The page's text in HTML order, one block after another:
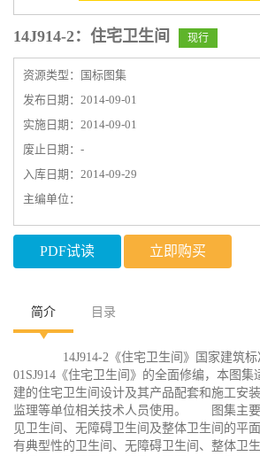
14J914-2：住宅卫生间 现行
资源类型：国标图集
发布日期：2014-09-01
实施日期：2014-09-01
废止日期：-
入库日期：2014-09-29
主编单位：
PDF试读 立即购买
简介 目录
14J914-2《住宅卫生间》国家建筑标
01SJ914《住宅卫生间》的全面修编，本图
建的住宅卫生间设计及其产品配套和施工安
监理等单位相关技术人员使用。 图集主要
见卫生间、无障碍卫生间及整体卫生间的平
有典型性的卫生间、无障碍卫生间、整体卫